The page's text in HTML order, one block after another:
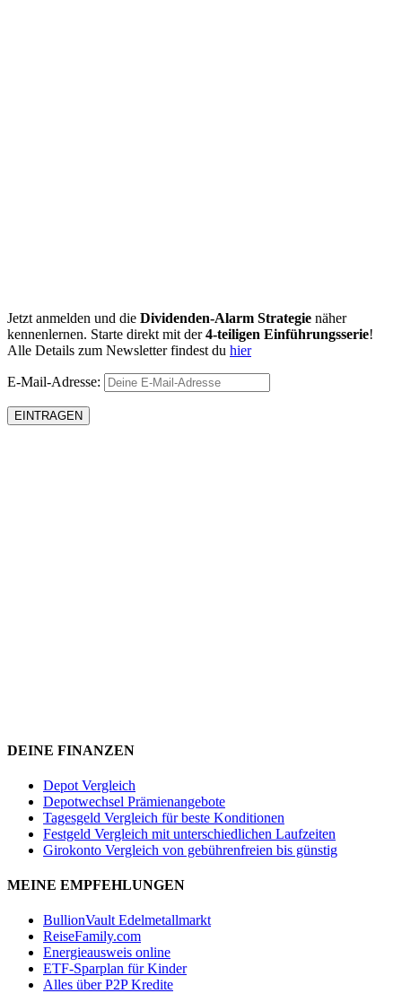
Jetzt anmelden und die Dividenden-Alarm Strategie näher
kennenlernen. Starte direkt mit der4-teiligen Einführungsserie!
Alle Details zum Newsletter findest du hier
E-Mail-Adresse:
DEINE FINANZEN
Depot Vergleich
Depotwechsel Prämienangebote
Tagesgeld Vergleich für beste Konditionen
Festgeld Vergleich mit unterschiedlichen Laufzeiten
Girokonto Vergleich von gebührenfreien bis günstig
MEINE EMPFEHLUNGEN
BullionVault Edelmetallmarkt
ReiseFamily.com
Energieausweis online
ETF-Sparplan für Kinder
Alles über P2P Kredite